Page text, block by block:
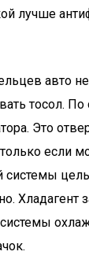
лучше
авто
тосол.
Это
если
системы
Хладагент